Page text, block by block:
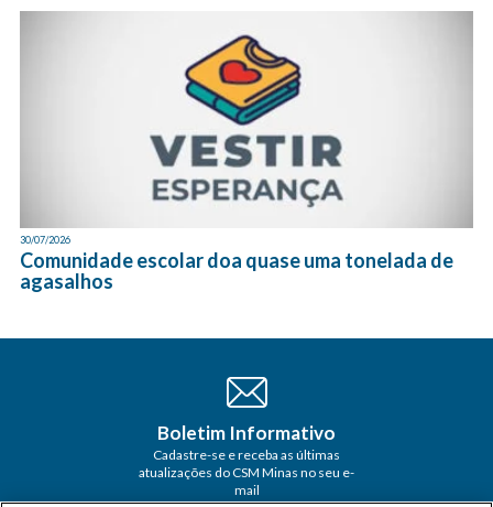
30/07/2026
Comunidade escolar doa quase uma tonelada de
agasalhos
Boletim Informativo
Cadastre-se e receba as últimas
atualizações do CSM Minas no seu e-
mail